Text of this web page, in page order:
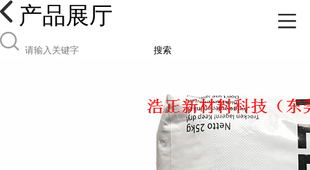
产品展厅
搜索